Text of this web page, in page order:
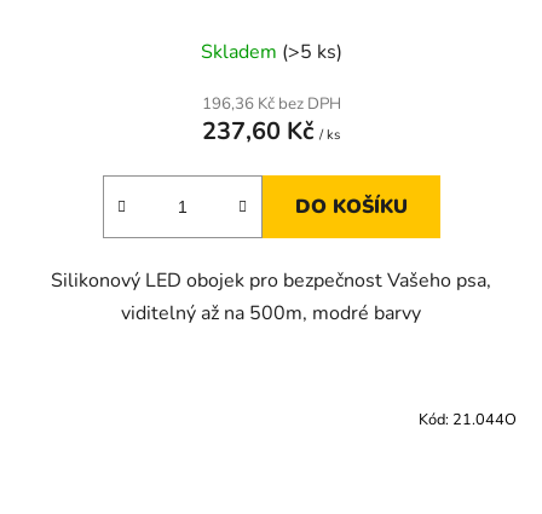
Skladem (>5 ks)
196,36 Kč bez DPH
237,60 Kč / ks
DO KOŠÍKU
Silikonový LED obojek pro bezpečnost Vašeho psa,
viditelný až na 500m, modré barvy
Kód: 21.044O